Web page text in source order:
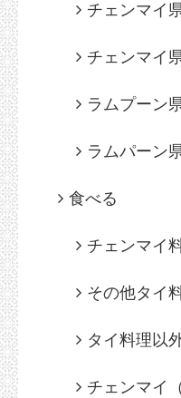
チェンマイ
チェンマイ
ラムプーン
ラムパーン
食べる
チェンマイ
その他タイ
タイ料理以
チェンマイ